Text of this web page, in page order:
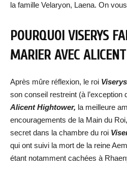
la famille Velaryon, Laena. On
POURQUOI VISERYS
MARIER AVEC
Après mûre réflexion, le roi Viserys
son conseil restreint (à l’exception
Alicent Hightower, la meilleure
encouragements de la Main du Roi,
secret dans la chambre du roi
qui ont suivi la mort de la reine
étant notamment cachées à